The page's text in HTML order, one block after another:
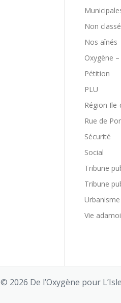
Non classé
Nos aînés
Oxygène
Pétition
PLU
Région
Rue de
Sécurité
Social
Tribune
Tribune
Urbanisme
Vie
© 2026 De l’Oxygène pour